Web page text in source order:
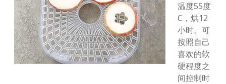
温度55度
C，烘12
小时。可
按照自己
喜欢的软
硬程度之
间控制时